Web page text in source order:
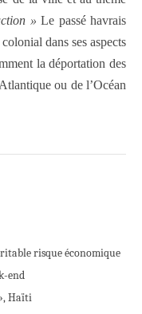
»Le passé havrais
dans ses aspects
la déportation des
ou de l’Océan
risque économique
end
Haïti